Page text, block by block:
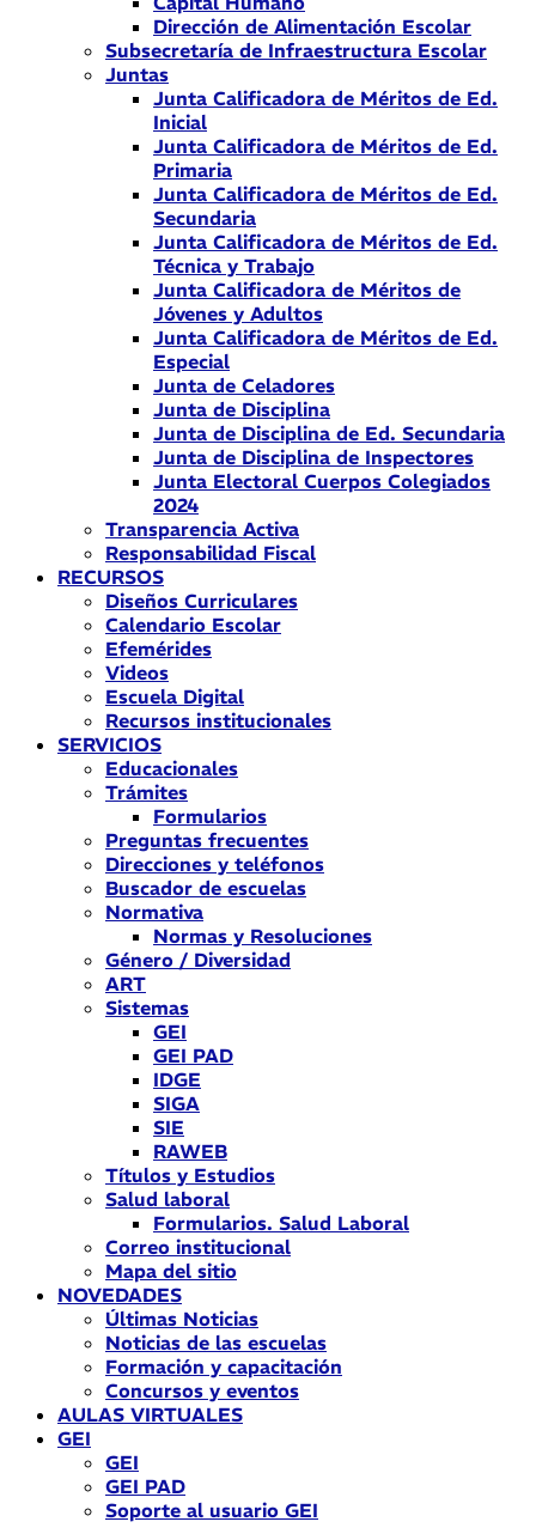
Dirección de Alimentación Escolar
Subsecretaría de Infraestructura Escolar
Juntas
Junta Calificadora de Méritos de Ed.
Inicial
Junta Calificadora de Méritos de Ed.
Primaria
Junta Calificadora de Méritos de Ed.
Secundaria
Junta Calificadora de Méritos de Ed.
Técnica y Trabajo
Junta Calificadora de Méritos de
Jóvenes y Adultos
Junta Calificadora de Méritos de Ed.
Especial
Junta de Celadores
Junta de Disciplina
Junta de Disciplina de Ed. Secundaria
Junta de Disciplina de Inspectores
Junta Electoral Cuerpos Colegiados
2024
Transparencia Activa
Responsabilidad Fiscal
RECURSOS
Diseños Curriculares
Calendario Escolar
Efemérides
Videos
Escuela Digital
Recursos institucionales
SERVICIOS
Educacionales
Trámites
Formularios
Preguntas frecuentes
Direcciones y teléfonos
Buscador de escuelas
Normativa
Normas y Resoluciones
Género / Diversidad
ART
Sistemas
GEI
GEI PAD
IDGE
SIGA
SIE
RAWEB
Títulos y Estudios
Salud laboral
Formularios. Salud Laboral
Correo institucional
Mapa del sitio
NOVEDADES
Últimas Noticias
Noticias de las escuelas
Formación y capacitación
Concursos y eventos
AULAS VIRTUALES
GEI
GEI
GEI PAD
Soporte al usuario GEI